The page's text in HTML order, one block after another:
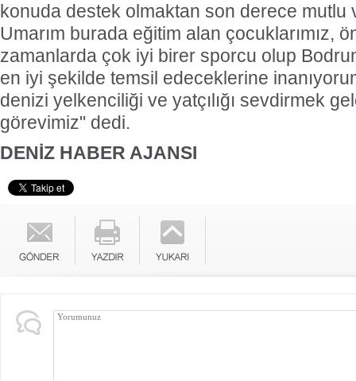
konuda destek olmaktan son derece mutlu
Umarım burada eğitim alan çocuklarımız,
zamanlarda çok iyi birer sporcu olup
en iyi şekilde temsil edeceklerine
denizi yelkenciliği ve yatçılığı sevdirmek
görevimiz" dedi.
DENİZ HABER AJANSI